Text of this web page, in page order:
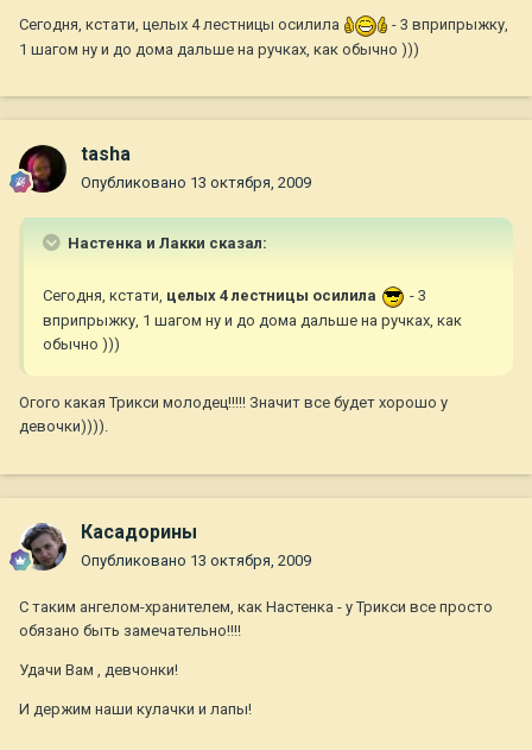
Сегодня, кстати, целых 4 лестницы осилила
- 3 вприпрыжку,
1 шагом ну и до дома дальше на ручках, как обычно )))
tasha
Опубликовано 13 октября, 2009
Настенка и Лакки сказал:
Сегодня, кстати, целых 4 лестницы осилила
- 3
вприпрыжку, 1 шагом ну и до дома дальше на ручках, как
обычно )))
Огого какая Трикси молодец!!!!! Значит все будет хорошо у
девочки)))).
Касадорины
Опубликовано 13 октября, 2009
С таким ангелом-хранителем, как Настенка - у Трикси все просто
обязано быть замечательно!!!!
Удачи Вам , девчонки!
И держим наши кулачки и лапы!